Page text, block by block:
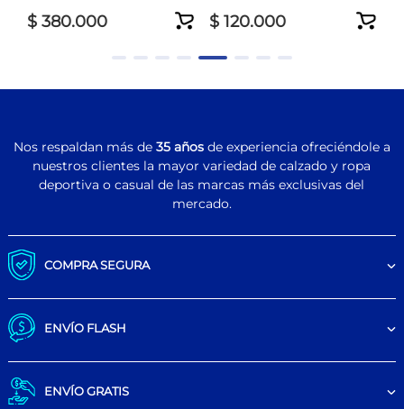
$ 380.000 $ 120.000
Nos respaldan más de 35 añosde experiencia ofreciéndole a
nuestros clientes la mayor variedad de calzado y ropa
deportiva o casual de las marcas más exclusivas del
mercado.
COMPRA SEGURA
ENVÍO FLASH
ENVÍO GRATIS